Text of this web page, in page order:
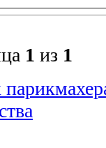
1 из 1